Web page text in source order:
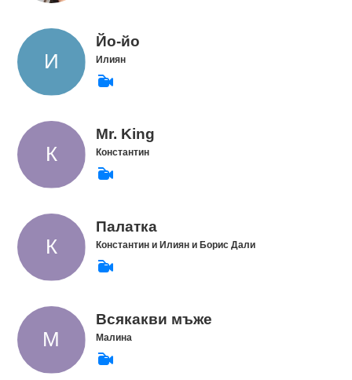
Йо-йо
Илиян
Mr. King
Константин
Палатка
Константин и Илиян и Борис Дали
Всякакви мъже
Малина